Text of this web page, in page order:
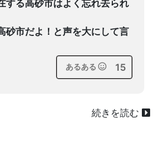
する高砂市はよく忘れ去られ
砂市だよ！と声を大にして言
あるある 15
続きを読む